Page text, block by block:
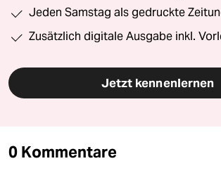
Jeden Samstag als gedruckte
Zusätzlich digitale Ausgabe inkl.
Jetzt kennenlernen
0 Kommentare